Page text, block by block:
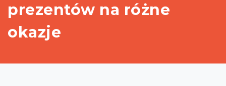
prezentów na różne
okazje